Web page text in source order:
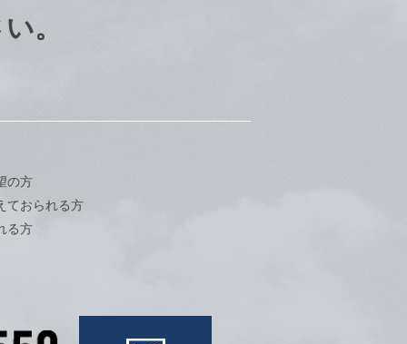
。
の方
ておられる方
る方